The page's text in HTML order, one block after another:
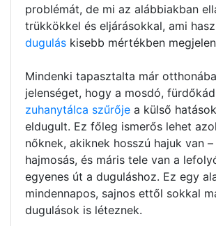
problémát, de mi az alábbiakban
trükkökkel és eljárásokkal, ami
dugulás kisebb mértékben
Mindenki tapasztalta már
jelenséget, hogy a mosdó,
zuhanytálca szűrője a külső
eldugult. Ez főleg ismerős lehet
nőknek, akiknek hosszú hajuk van
hajmosás, és máris tele van a
egyenes út a duguláshoz. Ez egy
mindennapos, sajnos ettől sokkal
dugulások is léteznek.